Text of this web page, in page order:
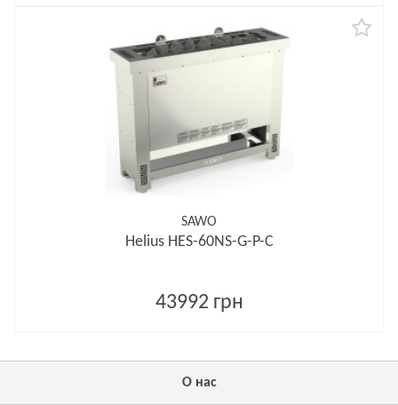
SAWO
Helius HES-60NS-G-P-C
43992 грн
О нас